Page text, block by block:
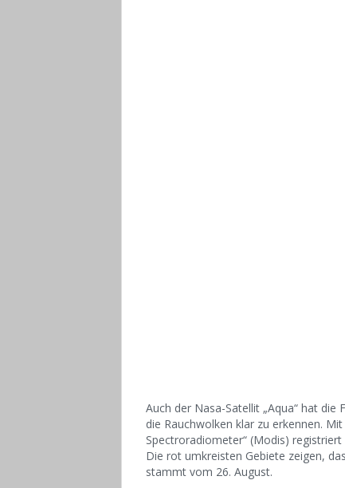
Auch der Nasa-Satellit „Aqua“ hat die
die Rauchwolken klar zu erkennen.
Spectroradiometer“ (Modis)
Die rot umkreisten Gebiete zeigen,
stammt vom 26. August.